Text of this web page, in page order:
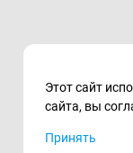
Этот сайт
сайта, вы
Принять